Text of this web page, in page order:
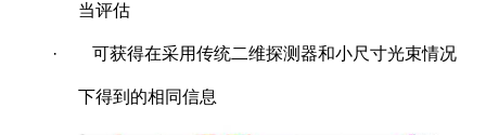
当评估
· 可获得在采用传统二维探测器和小尺寸光束情况
下得到的相同信息